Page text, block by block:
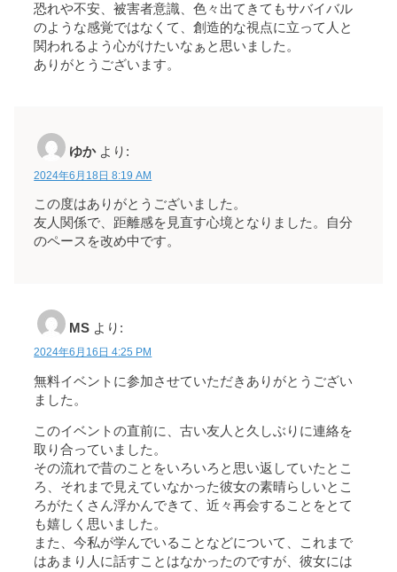
恐れや不安、被害者意識、色々出てきてもサバイバル
のような感覚ではなくて、創造的な視点に立って人と
関われるよう心がけたいなぁと思いました。
ありがとうございます。
ゆか より:
2024年6月18日 8:19 AM
この度はありがとうございました。
友人関係で、距離感を見直す心境となりました。自分
のペースを改め中です。
MS より:
2024年6月16日 4:25 PM
無料イベントに参加させていただきありがとうござい
ました。
このイベントの直前に、古い友人と久しぶりに連絡を
取り合っていました。
その流れで昔のことをいろいろと思い返していたとこ
ろ、それまで見えていなかった彼女の素晴らしいとこ
ろがたくさん浮かんできて、近々再会することをとて
も嬉しく思いました。
また、今私が学んでいることなどについて、これまで
はあまり人に話すことはなかったのですが、彼女には